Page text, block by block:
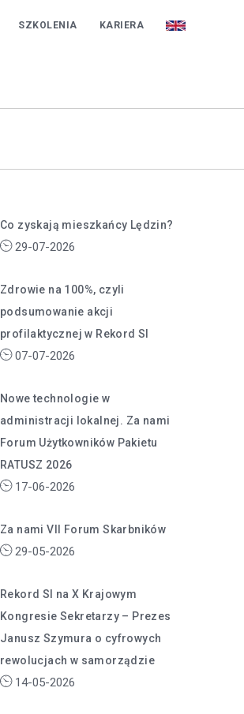
SZKOLENIA KARIERA REKORD SI
Co zyskają mieszkańcy Lędzin?
29-07-2026
Zdrowie na 100%, czyli
podsumowanie akcji
profilaktycznej w Rekord SI
07-07-2026
Nowe technologie w
administracji lokalnej. Za nami
Forum Użytkowników Pakietu
RATUSZ 2026
17-06-2026
Za nami VII Forum Skarbników
29-05-2026
Rekord SI na X Krajowym
Kongresie Sekretarzy – Prezes
Janusz Szymura o cyfrowych
rewolucjach w samorządzie
14-05-2026